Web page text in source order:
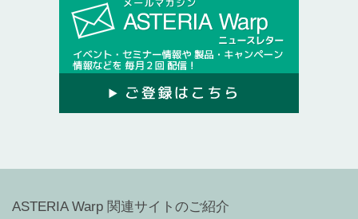
ASTERIA Warp 関連サイトのご紹介